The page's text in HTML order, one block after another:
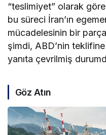
“teslimiyet” olarak
bu süreci İran’ın
mücadelesinin bir
şimdi, ABD’nin
yanıta çevrilmiş
Göz Atın